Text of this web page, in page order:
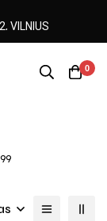
0
VILNIUS